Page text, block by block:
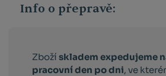
Info o přepravě:
Zbožískladem expedujeme
pracovní den po dni, ve